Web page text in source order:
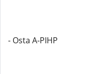
- Osta A-PIHP